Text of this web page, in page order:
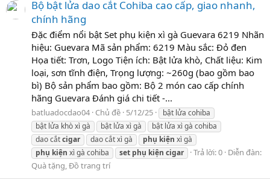
Bộ bật lửa dao cắt Cohiba cao cấp, giao nhanh,
chính hãng
Đặc điểm nổi bật Set phụ kiện xì gà Guevara 6219 Nhãn
hiệu: Guevara Mã sản phẩm: 6219 Màu sắc: Đỏ đen
Họa tiết: Trơn, Logo Tiện ích: Bật lửa khò, Chất liệu: Kim
loại, sơn tĩnh điện, Trọng lượng: ~260g (bao gồm bao
bì) Bộ sản phẩm bao gồm: Bộ 2 món cao cấp chính
hãng Guevara Đánh giá chi tiết -...
batluadocdao04 Chủ đề 5/12/25
bật lửa cohiba
bật lửa khò xì gà
bật lửa xì gà
bật lửa xì gà cohiba
dao cắtcigar dao cắt xì gà phụ kiện xì gà
phụ kiện xì gà cohiba set phụ kiện cigar Trả lời: 0 Diễn đàn:
Quà tặng, Đồ trang trí